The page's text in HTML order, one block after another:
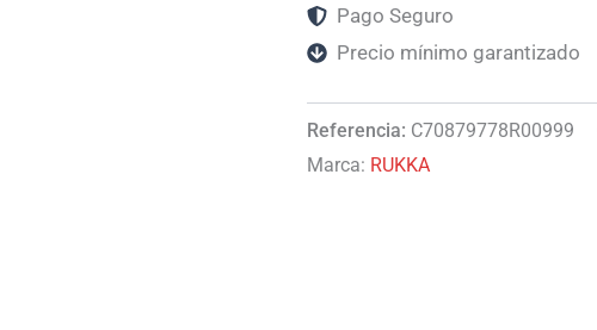
Pago Seguro
Precio mínimo garantizado
Referencia: C70879778R00999
Marca: RUKKA